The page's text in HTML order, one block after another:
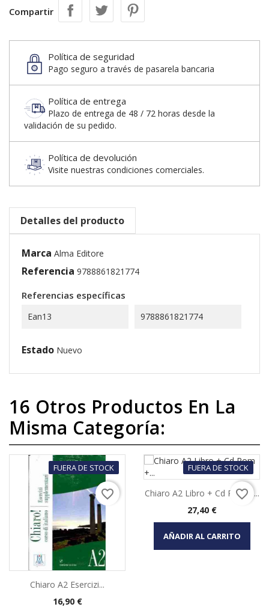
Compartir
Política de seguridad
Pago seguro a través de pasarela bancaria
Política de entrega
Plazo de entrega de 48 / 72 horas desde la
validación de su pedido.
Política de devolución
Visite nuestras condiciones comerciales.
Detalles del producto
Marca Alma Editore
Referencia 9788861821774
Referencias específicas
Ean13 9788861821774
Estado Nuevo
16 Otros Productos En La
Misma Categoría:
FUERA DE STOCK
Chiaro A2 Esercizi...
Precio
16,90 €
favorite_border
FUERA DE STOCK
Chiaro A2 Libro + Cd Rom +...
Precio
27,40 €
AÑADIR AL CARRITO
favorite_border